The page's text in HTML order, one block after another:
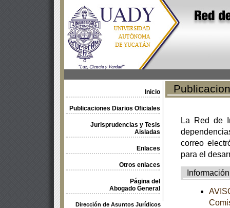
Inicio
Publicaciones Diarios Oficiales
Jurisprudencias y Tesis
Aisladas
Enlaces
Otros enlaces
Página del
Abogado General
Dirección de Asuntos Jurídicos
La Red de
correo
para el
Información